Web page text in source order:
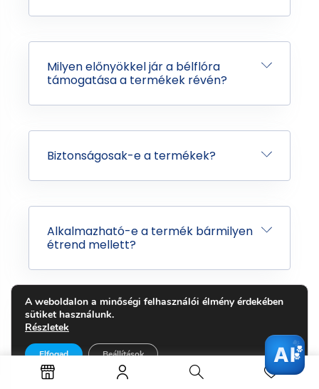
Milyen előnyökkel jár a bélflóra
támogatása a termékek révén?
Biztonságosak-e a termékek?
Alkalmazható-e a termék bármilyen
étrend mellett?
Miért pont a Nordcanin hidrolizált
huminsav?
AI
A weboldalon a minőségi felhasználói élmény érdekében
sütiket használunk.
Részletek
Elfogad Beállítások